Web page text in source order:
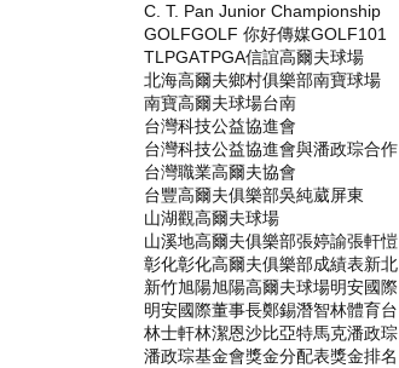
C. T. Pan Junior Championship
GOLFGOLF 你好傳媒GOLF101
TLPGATPGA信誼高爾夫球場
北海高爾夫鄉村俱樂部南寶球場
南寶高爾夫球場台南
台灣科技公益協進會
台灣科技公益協進會與潘政琮合作
台灣職業高爾夫協會
台豐高爾夫俱樂部吳純葳屏東
山湖觀高爾夫球場
山溪地高爾夫俱樂部張婷諭張軒愷
彰化彰化高爾夫俱樂部成績表新北
新竹旭陽旭陽高爾夫球場明安國際
明安國際董事長鄭錫潛智林體育台
林士軒林潔恩沙比亞特馬克潘政琮
潘政琮基金會獎金分配表獎金排名